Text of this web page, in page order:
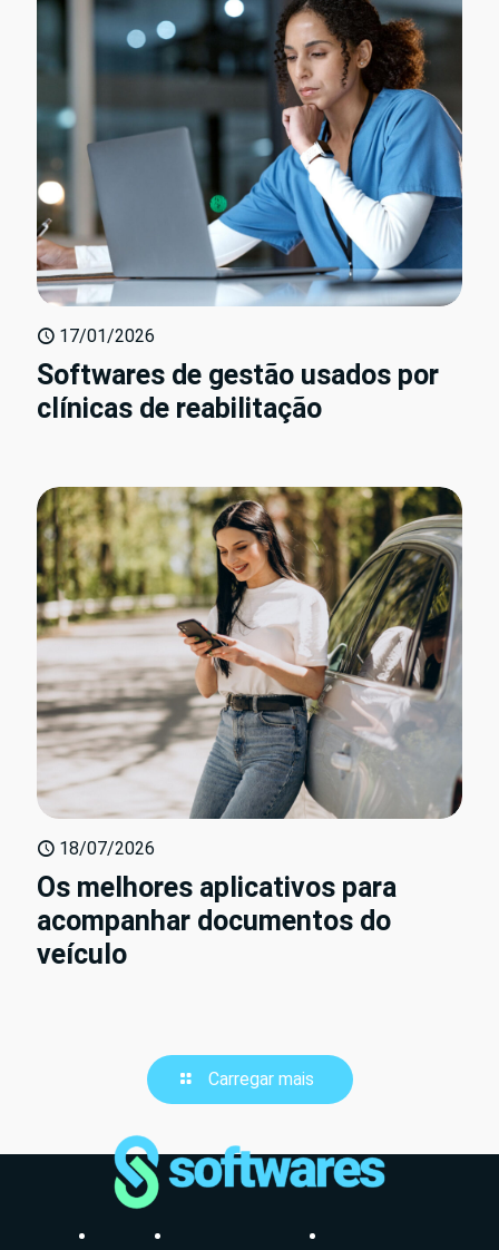
17/01/2026
Softwares de gestão usados por
clínicas de reabilitação
18/07/2026
Os melhores aplicativos para
acompanhar documentos do
veículo
Carregar mais